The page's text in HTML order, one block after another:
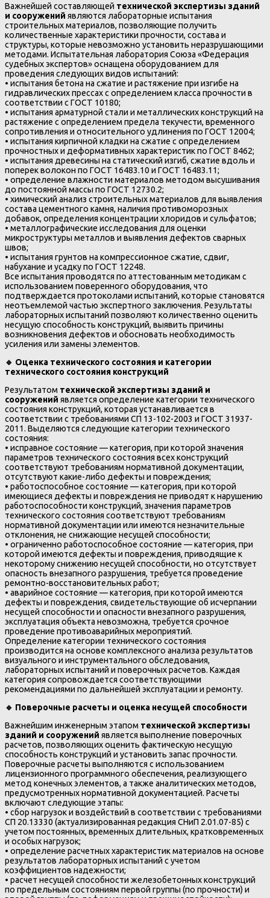
Важнейшей составляющей технической экспертизы зданий
и сооружений являются лабораторные испытания
строительных материалов, позволяющие получить
количественные характеристики прочности, состава и
структуры, которые невозможно установить неразрушающими
методами. Испытательная лаборатория Союза «Федерация
судебных экспертов» оснащена оборудованием для
проведения следующих видов испытаний:
• испытания бетона на сжатие и растяжение при изгибе на
гидравлических прессах с определением класса прочности в
соответствии с ГОСТ 10180;
• испытания арматурной стали и металлических конструкций на
растяжение с определением предела текучести, временного
сопротивления и относительного удлинения по ГОСТ 12004;
• испытания кирпичной кладки на сжатие с определением
прочностных и деформативных характеристик по ГОСТ 8462;
• испытания древесины на статический изгиб, сжатие вдоль и
поперек волокон по ГОСТ 16483.10 и ГОСТ 16483.11;
• определение влажности материалов методом высушивания
до постоянной массы по ГОСТ 12730.2;
• химический анализ строительных материалов для выявления
состава цементного камня, наличия противоморозных
добавок, определения концентрации хлоридов и сульфатов;
• металлографические исследования для оценки
микроструктуры металлов и выявления дефектов сварных
швов;
• испытания грунтов на компрессионное сжатие, сдвиг,
набухание и усадку по ГОСТ 12248.
Все испытания проводятся по аттестованным методикам с
использованием поверенного оборудования, что
подтверждается протоколами испытаний, которые становятся
неотъемлемой частью экспертного заключения. Результаты
лабораторных испытаний позволяют количественно оценить
несущую способность конструкций, выявить причины
возникновения дефектов и обосновать необходимость
усиления или замены элементов.
🔹 Оценка технического состояния и категории
технического состояния конструкций
Результатом технической экспертизы зданий и
сооружений является определение категории технического
состояния конструкций, которая устанавливается в
соответствии с требованиями СП 13-102-2003 и ГОСТ 31937-
2011. Выделяются следующие категории технического
состояния:
• исправное состояние — категория, при которой значения
параметров технического состояния всех конструкций
соответствуют требованиям нормативной документации,
отсутствуют какие-либо дефекты и повреждения;
• работоспособное состояние — категория, при которой
имеющиеся дефекты и повреждения не приводят к нарушению
работоспособности конструкций, значения параметров
технического состояния соответствуют требованиям
нормативной документации или имеются незначительные
отклонения, не снижающие несущей способности;
• ограниченно работоспособное состояние — категория, при
которой имеются дефекты и повреждения, приводящие к
некоторому снижению несущей способности, но отсутствует
опасность внезапного разрушения, требуется проведение
ремонтно-восстановительных работ;
• аварийное состояние — категория, при которой имеются
дефекты и повреждения, свидетельствующие об исчерпании
несущей способности и опасности внезапного разрушения,
эксплуатация объекта невозможна, требуется срочное
проведение противоаварийных мероприятий.
Определение категории технического состояния
производится на основе комплексного анализа результатов
визуального и инструментального обследования,
лабораторных испытаний и поверочных расчетов. Каждая
категория сопровождается соответствующими
рекомендациями по дальнейшей эксплуатации и ремонту.
🔹 Поверочные расчеты и оценка несущей способности
Важнейшим инженерным этапом технической экспертизы
зданий и сооружений является выполнение поверочных
расчетов, позволяющих оценить фактическую несущую
способность конструкций и установить запас прочности.
Поверочные расчеты выполняются с использованием
лицензионного программного обеспечения, реализующего
метод конечных элементов, а также аналитических методов,
предусмотренных нормативной документацией. Расчеты
включают следующие этапы:
• сбор нагрузок и воздействий в соответствии с требованиями
СП 20.13330 (актуализированная редакция СНиП 2.01.07-85) с
учетом постоянных, временных длительных, кратковременных
и особых нагрузок;
• определение расчетных характеристик материалов на основе
результатов лабораторных испытаний с учетом
коэффициентов надежности;
• расчет несущей способности железобетонных конструкций
по предельным состояниям первой группы (по прочности) и